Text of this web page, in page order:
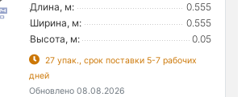
Длина, м:
0.555
Ширина, м:
0.555
Высота, м:
0.05
27 упак., срок поставки 5-7 рабочих
дней
Обновлено 08.08.2026